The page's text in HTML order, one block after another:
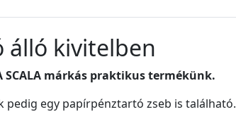
álló kivitelben
márkás praktikus termékünk.
egy papírpénztartó zseb is található.